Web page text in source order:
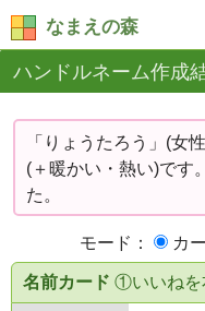
なまえの森
ハンドルネーム作成
「りょうたろう」(女
(＋暖かい・熱い)です
た。
モード： カ
名前カード ①いいねを